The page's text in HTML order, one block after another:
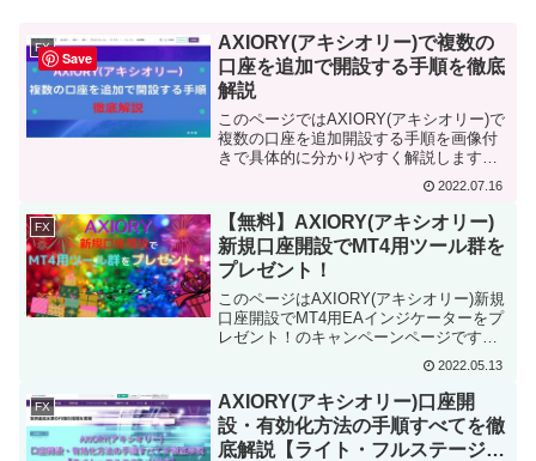
FX
AXIORY(アキシオリー)で複数の
口座を追加で開設する手順を徹底
解説
このページではAXIORY(アキシオリー)で
複数の口座を追加開設する手順を画像付
きで具体的に分かりやすく解説します。
このページを読めば、AXIORY(アキシオ
リー)で複数の口座を追加開設する手順が
わかります。
2022.07.16
FX
【無料】AXIORY(アキシオリー)
新規口座開設でMT4用ツール群を
プレゼント！
このページはAXIORY(アキシオリー)新規
口座開設でMT4用EAインジケーターをプ
レゼント！のキャンペーンページです。
プレゼントの内容や受取手順などを解説
2022.05.13
FX
AXIORY(アキシオリー)口座開
設・有効化方法の手順すべてを徹
底解説【ライト・フルステージ対
Save